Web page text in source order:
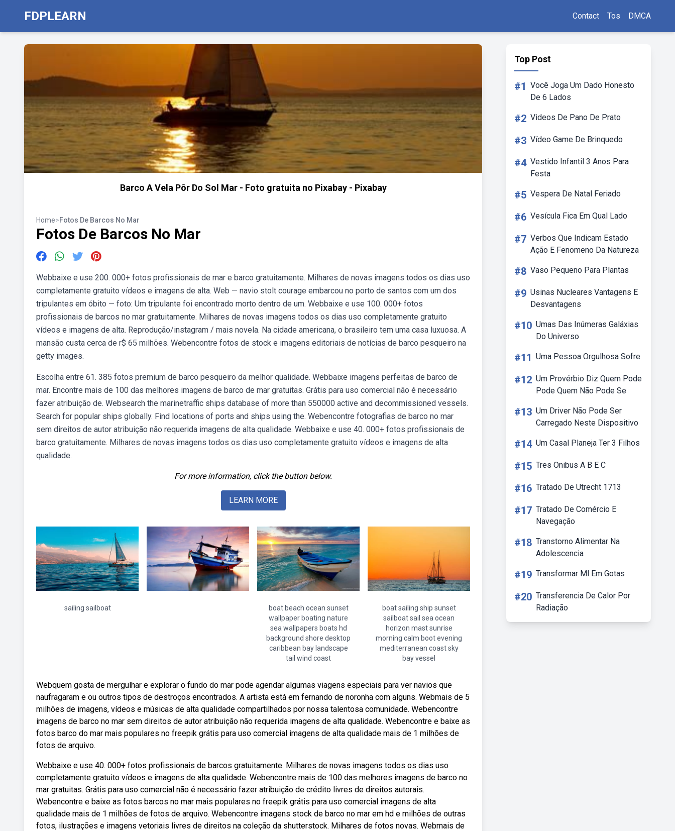
FDPLEARN Contact Tos DMCA
Barco A Vela Pôr Do Sol Mar - Foto gratuita no Pixabay - Pixabay
Home>Fotos De Barcos No Mar
Fotos De Barcos No Mar
Webbaixe e use 200. 000+ fotos profissionais de mar e barco gratuitamente. Milhares de novas imagens todos os dias uso
completamente gratuito vídeos e imagens de alta. Web — navio stolt courage embarcou no porto de santos com um dos
tripulantes em óbito — foto: Um tripulante foi encontrado morto dentro de um. Webbaixe e use 100. 000+ fotos
profissionais de barcos no mar gratuitamente. Milhares de novas imagens todos os dias uso completamente gratuito
vídeos e imagens de alta. Reprodução/instagram / mais novela. Na cidade americana, o brasileiro tem uma casa luxuosa. A
mansão custa cerca de r$ 65 milhões. Webencontre fotos de stock e imagens editoriais de notícias de barco pesqueiro na
getty images.
Escolha entre 61. 385 fotos premium de barco pesqueiro da melhor qualidade. Webbaixe imagens perfeitas de barco de
mar. Encontre mais de 100 das melhores imagens de barco de mar gratuitas. Grátis para uso comercial não é necessário
fazer atribuição de. Websearch the marinetraffic ships database of more than 550000 active and decommissioned vessels.
Search for popular ships globally. Find locations of ports and ships using the. Webencontre fotografias de barco no mar
sem direitos de autor atribuição não requerida imagens de alta qualidade. Webbaixe e use 40. 000+ fotos profissionais de
barco gratuitamente. Milhares de novas imagens todos os dias uso completamente gratuito vídeos e imagens de alta
qualidade.
For more information, click the button below.
LEARN MORE
sailing sailboat
boat beach ocean sunset
wallpaper boating nature
sea wallpapers boats hd
background shore desktop
caribbean bay landscape
tail wind coast
boat sailing ship sunset
sailboat sail sea ocean
horizon mast sunrise
morning calm boot evening
mediterranean coast sky
bay vessel
Webquem gosta de mergulhar e explorar o fundo do mar pode agendar algumas viagens especiais para ver navios que
naufragaram e ou outros tipos de destroços encontrados. A artista está em fernando de noronha com alguns. Webmais de 5
milhões de imagens, vídeos e músicas de alta qualidade compartilhados por nossa talentosa comunidade. Webencontre
imagens de barco no mar sem direitos de autor atribuição não requerida imagens de alta qualidade. Webencontre e baixe as
fotos barco do mar mais populares no freepik grátis para uso comercial imagens de alta qualidade mais de 1 milhões de
fotos de arquivo.
Webbaixe e use 40. 000+ fotos profissionais de barcos gratuitamente. Milhares de novas imagens todos os dias uso
completamente gratuito vídeos e imagens de alta qualidade. Webencontre mais de 100 das melhores imagens de barco no
mar gratuitas. Grátis para uso comercial não é necessário fazer atribuição de crédito livres de direitos autorais.
Webencontre e baixe as fotos barcos no mar mais populares no freepik grátis para uso comercial imagens de alta
qualidade mais de 1 milhões de fotos de arquivo. Webencontre imagens stock de barco no mar em hd e milhões de outras
fotos, ilustrações e imagens vetoriais livres de direitos na coleção da shutterstock. Milhares de fotos novas. Webmais de
Top Post
#1 Você Joga Um Dado Honesto
De 6 Lados
#2 Videos De Pano De Prato
#3 Vídeo Game De Brinquedo
#4 Vestido Infantil 3 Anos Para
Festa
#5 Vespera De Natal Feriado
#6 Vesícula Fica Em Qual Lado
#7 Verbos Que Indicam Estado
Ação E Fenomeno Da Natureza
#8 Vaso Pequeno Para Plantas
#9 Usinas Nucleares Vantagens E
Desvantagens
#10 Umas Das Inúmeras Galáxias
Do Universo
#11 Uma Pessoa Orgulhosa Sofre
#12 Um Provérbio Diz Quem Pode
Pode Quem Não Pode Se
#13 Um Driver Não Pode Ser
Carregado Neste Dispositivo
#14 Um Casal Planeja Ter 3 Filhos
#15 Tres Onibus A B E C
#16 Tratado De Utrecht 1713
#17 Tratado De Comércio E
Navegação
#18 Transtorno Alimentar Na
Adolescencia
#19 Transformar Ml Em Gotas
#20 Transferencia De Calor Por
Radiação